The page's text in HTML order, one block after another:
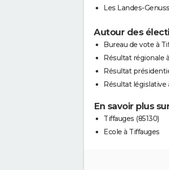
Les Landes-
Autour des
Bureau de vote à
Résultat régionale
Résultat
Résultat législative
En savoir plus
Tiffauges (85130)
Ecole à Tiffauges